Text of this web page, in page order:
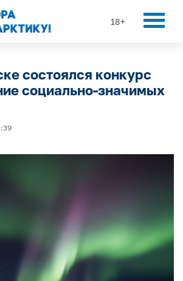
18+
состоялся конкурс
социально-значимых